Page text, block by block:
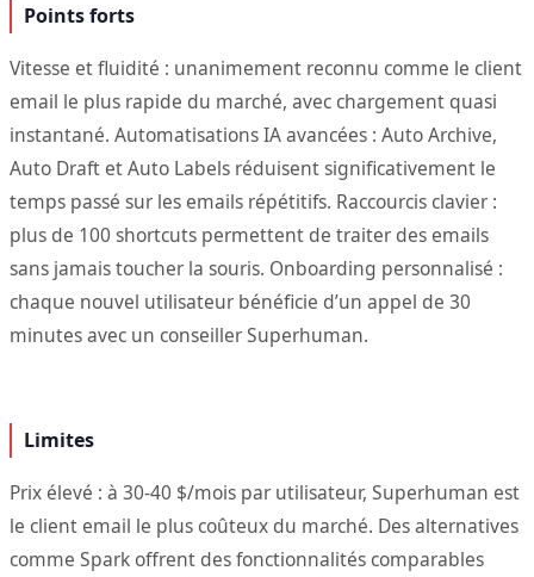
Points forts
Vitesse et fluidité : unanimement reconnu comme le client
email le plus rapide du marché, avec chargement quasi
instantané. Automatisations IA avancées : Auto Archive,
Auto Draft et Auto Labels réduisent significativement le
temps passé sur les emails répétitifs. Raccourcis clavier :
plus de 100 shortcuts permettent de traiter des emails
sans jamais toucher la souris. Onboarding personnalisé :
chaque nouvel utilisateur bénéficie d’un appel de 30
minutes avec un conseiller Superhuman.
Limites
Prix élevé : à 30-40 $/mois par utilisateur, Superhuman est
le client email le plus coûteux du marché. Des alternatives
comme Spark offrent des fonctionnalités comparables